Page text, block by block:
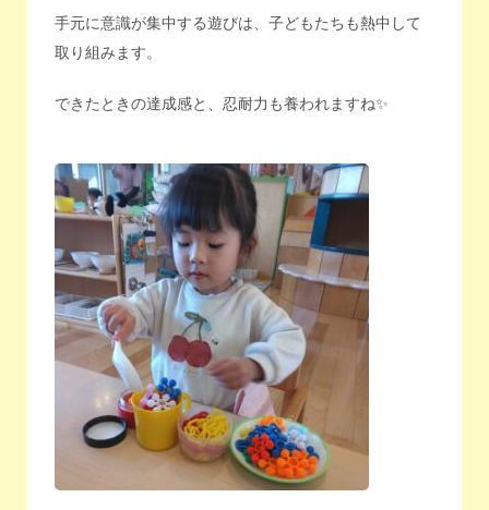
手元に意識が集中する遊びは、子どもたちも熱中して
取り組みます。
できたときの達成感と、忍耐力も養われますね✨